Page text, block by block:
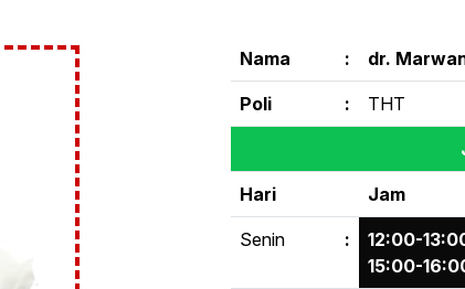
Nama : dr.
Poli : THT
Hari Jam
Senin :
12:00-
15:00-